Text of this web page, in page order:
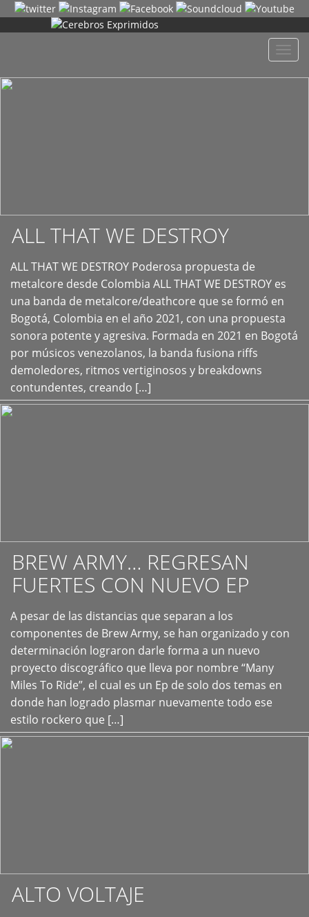
ALL THAT WE DESTROY
ALL THAT WE DESTROY Poderosa propuesta de
metalcore desde Colombia ALL THAT WE DESTROY es
una banda de metalcore/deathcore que se formó en
Bogotá, Colombia en el año 2021, con una propuesta
sonora potente y agresiva. Formada en 2021 en Bogotá
por músicos venezolanos, la banda fusiona riffs
demoledores, ritmos vertiginosos y breakdowns
contundentes, creando […]
+
BREW ARMY… REGRESAN
FUERTES CON NUEVO EP
A pesar de las distancias que separan a los
componentes de Brew Army, se han organizado y con
determinación lograron darle forma a un nuevo
proyecto discográfico que lleva por nombre “Many
Miles To Ride”, el cual es un Ep de solo dos temas en
donde han logrado plasmar nuevamente todo ese
estilo rockero que […]
+
ALTO VOLTAJE